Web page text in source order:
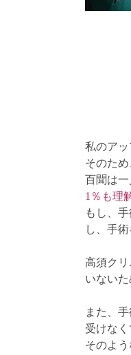
私のアッ
そのた
百聞は一
1％も理
もし、
し、手
高須ク
いない
また、
受けなく
そのよ